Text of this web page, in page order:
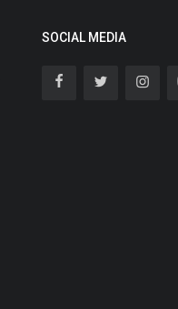
SOCIAL MEDIA